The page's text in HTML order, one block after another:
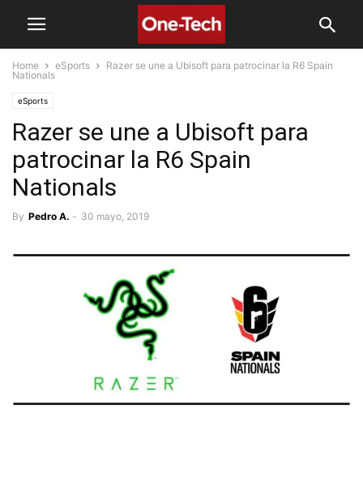
Home eSports
Razer se une a Ubisoft para patrocinar la R6 Spain
Nationals
eSports
Razer se une a Ubisoft para
patrocinar la R6 Spain
Nationals
By Pedro A. - 30 mayo, 2019